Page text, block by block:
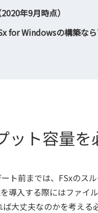
年9月時点）
for Windowsの構築な
ット容量
ト前までは、FSxのス
導入する際にはファイ
大丈夫なのかを考える